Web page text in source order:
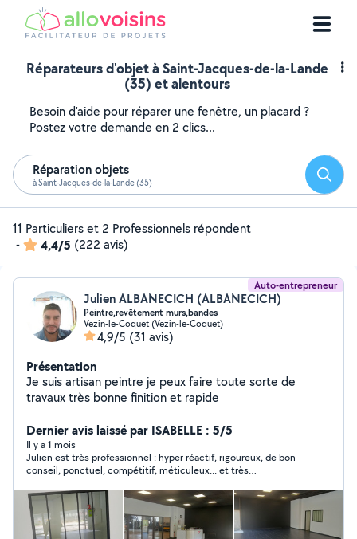
Réparateurs d'objet à Saint-Jacques-de-la-Lande
(35) et alentours
Besoin d'aide pour réparer une fenêtre, un placard ?
Postez votre demande en 2 clics...
Réparation objets
à Saint-Jacques-de-la-Lande (35)
11 Particuliers et 2 Professionnels répondent
-
4,4/5 (222 avis)
Auto-entrepreneur
Julien ALBANECICH (ALBANECICH)
Peintre,revêtement murs,bandes
Vezin-le-Coquet (Vezin-le-Coquet)
4,9/5 (31 avis)
Présentation
Je suis artisan peintre je peux faire toute sorte de
travaux très bonne finition et rapide
Dernier avis laissé par ISABELLE : 5/5
Il y a 1 mois
Julien est très professionnel : hyper réactif, rigoureux, de bon
conseil, ponctuel, compétitif, méticuleux... et très
pas à refaire appel à ses multiples compétences !